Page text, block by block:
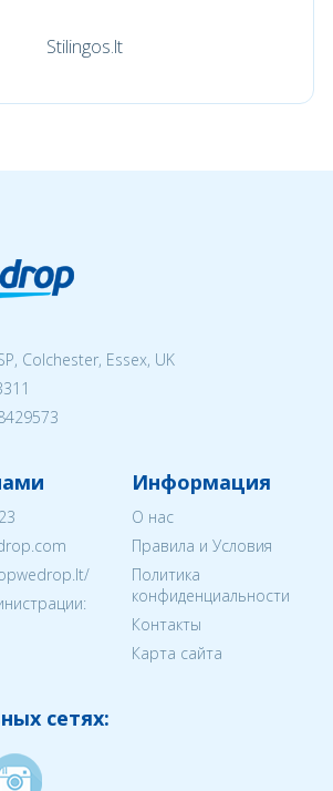
Stilingos.lt
Colchester, Essex, UK
Информация
О нас
Правила и Условия
Политика
конфиденциальности
Контакты
Карта сайта
сетях: